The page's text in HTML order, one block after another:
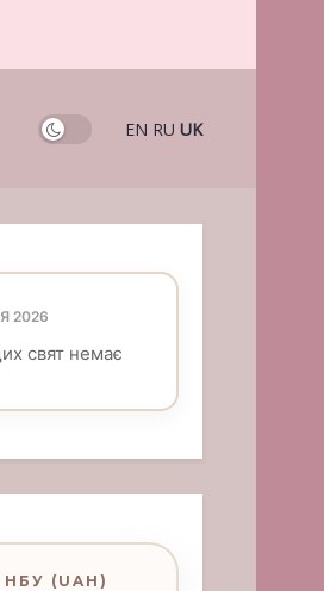
EN RU UK
2026
свят немає
(UAH)